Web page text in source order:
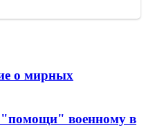
о мирных
военному в